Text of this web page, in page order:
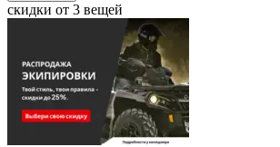
скидки от 3 вещей